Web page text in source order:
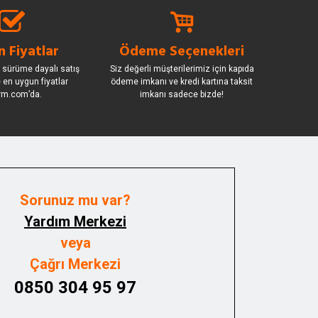
Fiyatlar
dayalı satış
uygun fiyatlar
Ödeme Seçenekleri
Siz değerli müşterilerimiz için kapıda
ödeme imkanı ve kredi kartına taksit
imkanı sadece bizde!
Sorunuz mu var?
Yardım Merkezi
veya
Çağrı Merkezi
0850 304 95 97